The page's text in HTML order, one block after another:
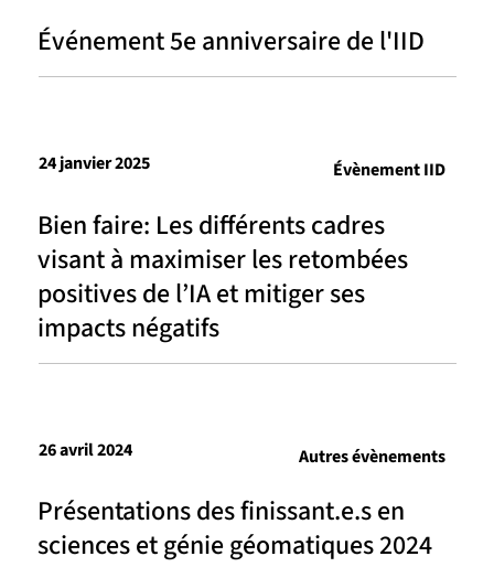
Événement 5e anniversaire de l'IID
Bien faire: Les différents cadres
visant à maximiser les retombées
positives de l’IA et mitiger ses
impacts négatifs
24 janvier 2025 Évènement IID
Présentations des finissant.e.s en
sciences et génie géomatiques 2024
26 avril 2024 Autres évènements